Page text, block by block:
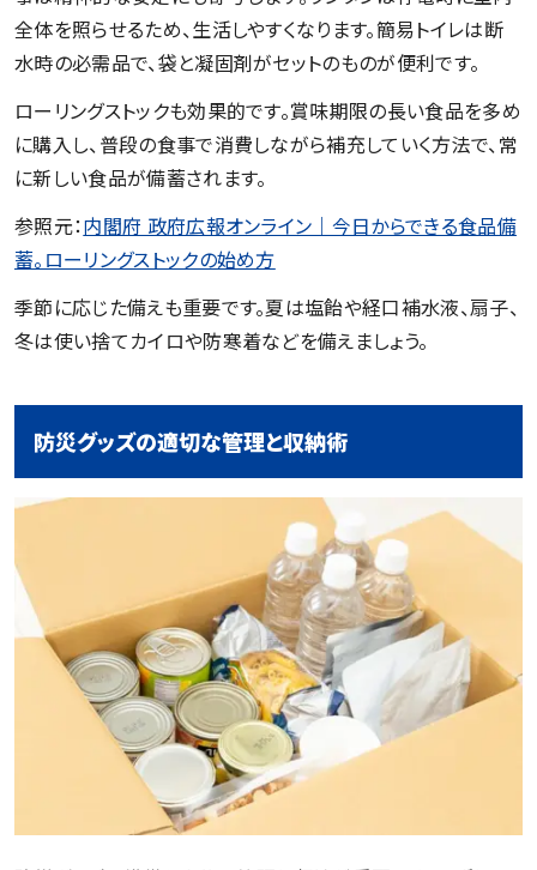
全体を照らせるため、生活しやすくなります。簡易トイレは断
水時の必需品で、袋と凝固剤がセットのものが便利です。
ローリングストックも効果的です。賞味期限の長い食品を多め
に購入し、普段の食事で消費しながら補充していく方法で、常
に新しい食品が備蓄されます。
参照元：内閣府 政府広報オンライン｜今日からできる食品備
蓄。ローリングストックの始め方
季節に応じた備えも重要です。夏は塩飴や経口補水液、扇子、
冬は使い捨てカイロや防寒着などを備えましょう。
防災グッズの適切な管理と収納術